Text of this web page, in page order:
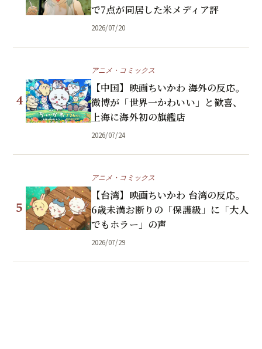
で7点が同居した米メディア評
2026/07/20
4
アニメ・コミックス
【中国】映画ちいかわ 海外の反応。
微博が「世界一かわいい」と歓喜、
上海に海外初の旗艦店
2026/07/24
5
アニメ・コミックス
【台湾】映画ちいかわ 台湾の反応。
6歳未満お断りの「保護級」に「大人
でもホラー」の声
2026/07/29